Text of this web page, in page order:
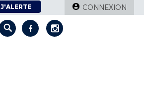
J'ALERTE CONNEXION